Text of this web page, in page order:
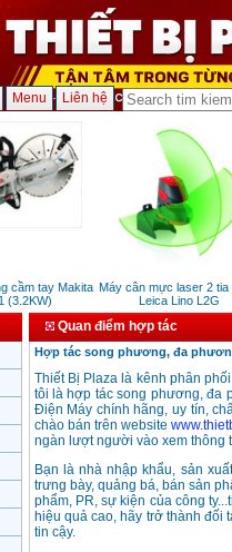
Menu Liên hệ
cầm tay Makita
(3.2KW)
Máy cân mực laser 2 tia
Leica Lino L2G
Quan điểm hợp tác
Hợp tác song phương, đa
Thiết Bị Plaza là kênh phân
tôi là hợp tác song phương, đa
Điện Máy chính hãng, uy tín,
chào bán trên website
ngàn lượt người vào xem thông
Bạn là nhà nhập khẩu, sản
trưng bày, quảng bá, bán sản
phẩm, PR, sự kiện của công
hiệu quả cao, hãy trở thành đối
tin cậy.